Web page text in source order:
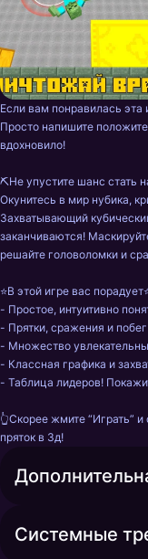
Если вам понравилась
Просто напишите
вдохновило!
⛏️Не упустите шанс стать
Окунитесь в мир нубика,
Захватывающий
заканчиваются!
решайте головоломки и
⭐В этой игре вас
- Простое, интуитивно
- Прятки, сражения и
- Множество
- Классная графика и
- Таблица лидеров!
👆Скорее жмите “Играть”
пряток в 3д!
Системные